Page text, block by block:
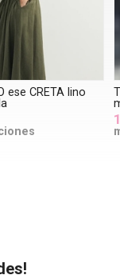
ese CRETA lino